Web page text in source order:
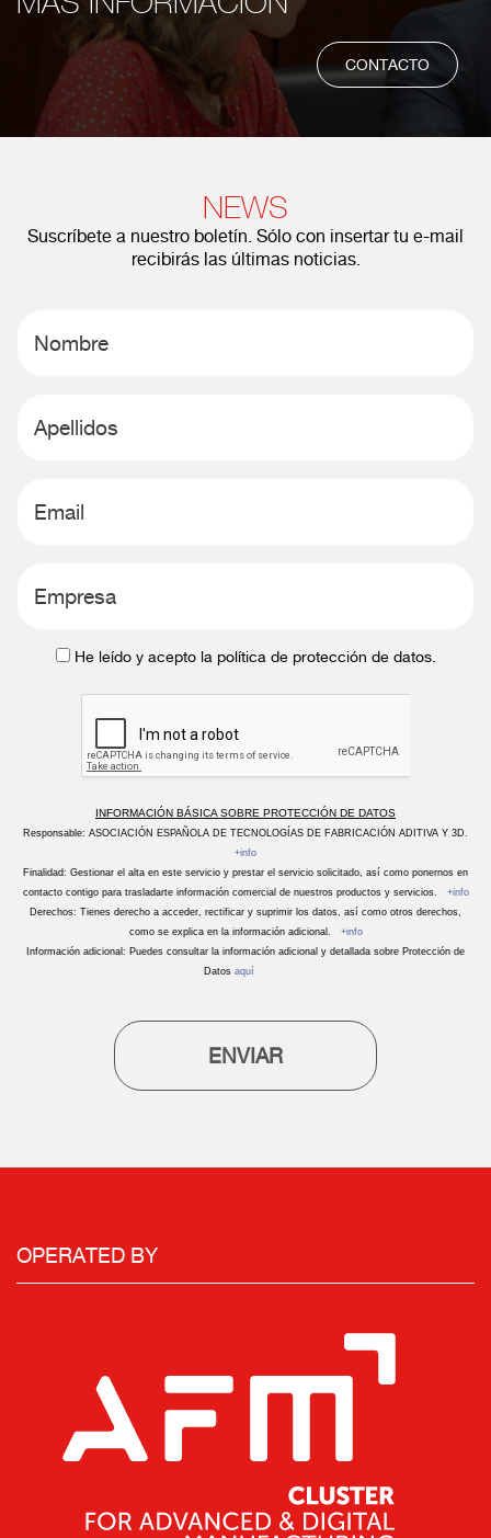
CONTACTO
NEWS
Suscríbete a nuestro boletín. Sólo con insertar tu e-mail
recibirás las últimas noticias.
He leído y acepto la política de protección de datos.
INFORMACIÓN BÁSICA SOBRE PROTECCIÓN DE DATOS
Responsable: ASOCIACIÓN ESPAÑOLA DE TECNOLOGÍAS DE FABRICACIÓN ADITIVA Y 3D.
+info
Finalidad: Gestionar el alta en este servicio y prestar el servicio solicitado, así como ponernos en
contacto contigo para trasladarte información comercial de nuestros productos y servicios. +info
Derechos: Tienes derecho a acceder, rectificar y suprimir los datos, así como otros derechos,
como se explica en la información adicional. +info
Información adicional: Puedes consultar la información adicional y detallada sobre Protección de
Datos aquí
ENVIAR
OPERATED BY